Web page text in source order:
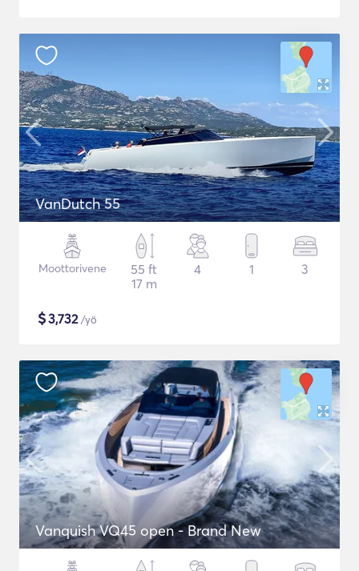
VanDutch 55
Moottorivene
55 ft
17 m
4 1 3
$3,732/yö
Vanquish VQ45 open - Brand New